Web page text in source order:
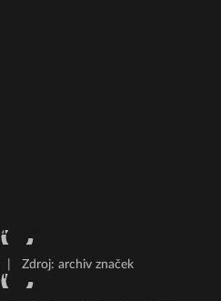
Zdroj: archiv značek